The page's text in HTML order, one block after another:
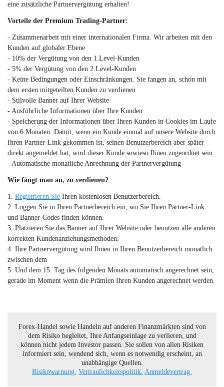
eine zusätzliche Partnervergütung erhalten!
Vorteile der Premium Trading-Partner:
- Zusammenarbeit mit einer internationalen Firma. Wir arbeiten mit den
Kunden auf globaler Ebene
- 10% der Vergütung von den 1.Level-Kunden
- 5% der Vergütung von den 2.Level-Kunden
- Keine Bedingungen oder Einschränkungen. Sie fangen an, schon mit
dem ersten mitgeteilten Kunden zu verdienen
- Stilvolle Banner auf Ihrer Website
- Ausführliche Informationen über Ihre Kunden
- Speicherung der Informationen über Ihren Kunden in Cookies im Laufe
von 6 Monaten. Damit, wenn ein Kunde einmal auf unsere Website durch
Ihren Partner-Link gekommen ist, seinen Benutzerbereich aber später
direkt angemeldet hat, wird dieser Kunde sowieso Ihnen zugeordnet sein
- Automatische monatliche Anrechnung der Partnervergütung
Wie fängt man an, zu verdienen?
1. Registrieren Sie Ihren kostenlosen Benutzerbereich.
2. Loggen Sie in Ihren Partnerbereich ein, wo Sie Ihren Partner-Link
und Banner-Codes finden können.
3. Platzieren Sie das Banner auf Ihrer Website oder benutzen alle anderen
korrekten Kundenanziehungsmethoden.
4. Ihre Partnervergütung wird Ihnen in Ihren Benutzerbereich monatlich
zwischen dem
5. Und dem 15. Tag des folgenden Monats automatisch angerechnet sein,
gerade im Moment wenn die Prämien Ihren Kunden angerechnet werden.
Forex-Handel sowie Handeln auf anderen Finanzmärkten sind von
dem Risiko begleitet, Ihre Anfangseinlage zu verlieren, und
können nicht jedem Investor passen. Sie sollen von allen Risiken
informiert sein, wendend sich, wenn es notwendig erscheint, an
unabhängige Quellen.
Risikowarnung. Vertraulichkeitspolitik. Anmeldevertrag.